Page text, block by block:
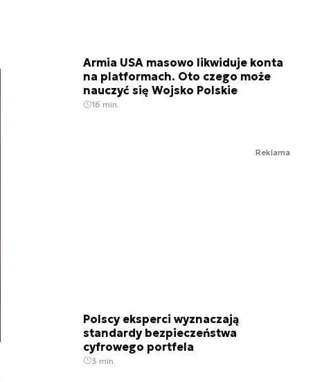
Armia USA masowo likwiduje konta
na platformach. Oto czego może
nauczyć się Wojsko Polskie
16 min.
Reklama
Polscy eksperci wyznaczają
standardy bezpieczeństwa
cyfrowego portfela
3 min.